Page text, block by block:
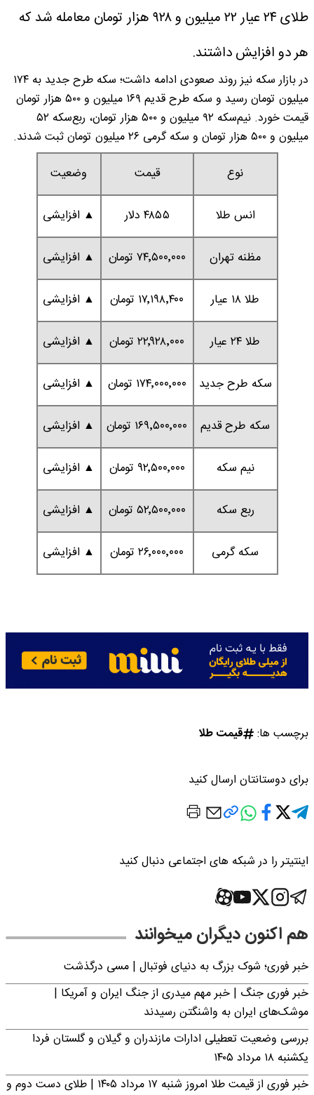
طلای ۲۴ عیار ۲۲ میلیون و ۹۲۸ هزار تومان معامله شد که
هر دو افزایش داشتند.
در بازار سکه نیز روند صعودی ادامه داشت؛ سکه طرح جدید به ۱۷۴
میلیون تومان رسید و سکه طرح قدیم ۱۶۹ میلیون و ۵۰۰ هزار تومان
قیمت خورد. نیم‌سکه ۹۲ میلیون و ۵۰۰ هزار تومان، ربع‌سکه ۵۲
میلیون و ۵۰۰ هزار تومان و سکه گرمی ۲۶ میلیون تومان ثبت شدند.
نوع
قیمت وضعیت
انس طلا ۴۸۵۵ دلار ▲ افزایشی
مظنه تهران ۷۴٬۵۰۰٬۰۰۰ تومان ▲ افزایشی
طلا ۱۸ عیار ۱۷٬۱۹۸٬۴۰۰ تومان ▲ افزایشی
طلا ۲۴ عیار ۲۲٬۹۲۸٬۰۰۰ تومان ▲ افزایشی
سکه طرح جدید ۱۷۴٬۰۰۰٬۰۰۰ تومان ▲ افزایشی
سکه طرح قدیم ۱۶۹٬۵۰۰٬۰۰۰ تومان ▲ افزایشی
نیم سکه ۹۲٬۵۰۰٬۰۰۰ تومان ▲ افزایشی
ربع سکه ۵۲٬۵۰۰٬۰۰۰ تومان ▲ افزایشی
سکه گرمی ۲۶٬۰۰۰٬۰۰۰ تومان ▲ افزایشی
برچسب ها: قیمت طلا
برای دوستانتان ارسال کنید
اینتیتر را در شبکه های اجتماعی دنبال کنید
هم اکنون دیگران میخوانند
خبر فوری؛‌ شوک بزرگ به دنیای فوتبال | مسی درگذشت
خبر فوری جنگ | خبر مهم میدری از جنگ ایران و آمریکا |
موشک‌های ایران به واشنگتن رسیدند
بررسی وضعیت تعطیلی ادارات مازندران و گیلان و گلستان فردا
یکشنبه ۱۸ مرداد ۱۴۰۵
خبر فوری از قیمت طلا امروز شنبه ۱۷ مرداد ۱۴۰۵ | طلای دست دوم و